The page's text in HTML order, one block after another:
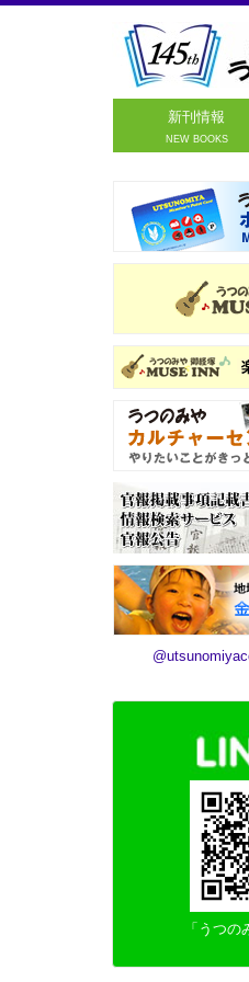
新刊情報
NEW BOOKS
「うつ